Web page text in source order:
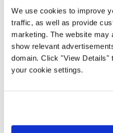
We use cookies to improve
traffic, as well as provide
marketing. The website may
show relevant
domain. Click "View Details"
your cookie settings.